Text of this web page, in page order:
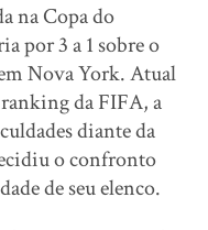
na Copa do
por 3 a 1 sobre o
Nova York. Atual
da FIFA, a
diante da
o confronto
de seu elenco.